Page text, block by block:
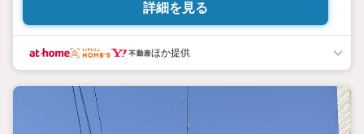
詳細を見る
ほか提供